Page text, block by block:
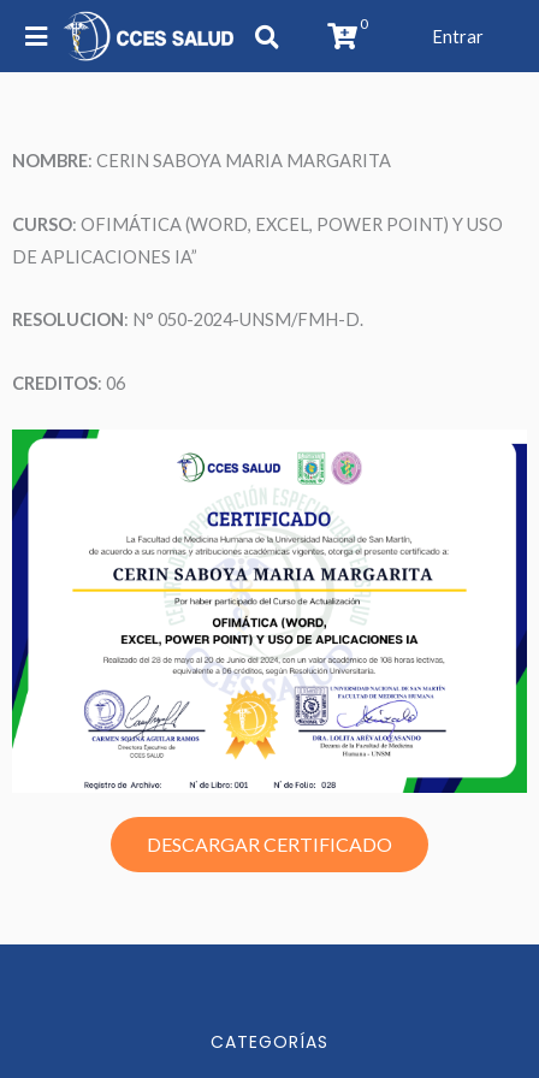
0
Entrar
NOMBRE: CERIN SABOYA MARIA MARGARITA
CURSO: OFIMÁTICA (WORD, EXCEL, POWER POINT) Y USO
DE APLICACIONES IA”
RESOLUCION: N° 050-2024-UNSM/FMH-D.
CREDITOS: 06
DESCARGAR CERTIFICADO
CATEGORÍAS